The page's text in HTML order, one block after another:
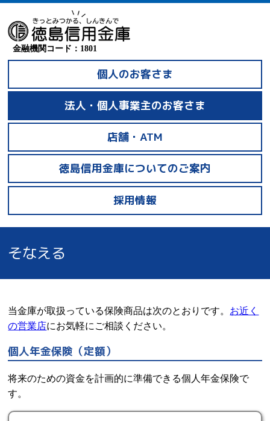
金融機関コード：1801
個人のお客さま
法人・個人事業主のお客さま
店舗・ATM
徳島信用金庫についてのご案内
採用情報
そなえる
当金庫が取扱っている保険商品は次のとおりです。 お近く
の営業店にお気軽にご相談ください。
個人年金保険（定額）
将来のための資金を計画的に準備できる個人年金保険で
す。